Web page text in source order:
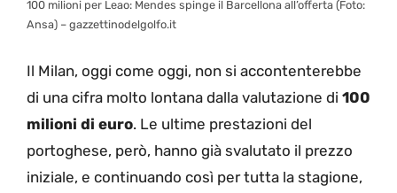
100 milioni per Leao: Mendes spinge il Barcellona all’offerta (Foto:
Ansa) – gazzettinodelgolfo.it
Il Milan, oggi come oggi, non si accontenterebbe
di una cifra molto lontana dalla valutazione di 100
milioni di euro. Le ultime prestazioni del
portoghese, però, hanno già svalutato il prezzo
iniziale, e continuando così per tutta la stagione,